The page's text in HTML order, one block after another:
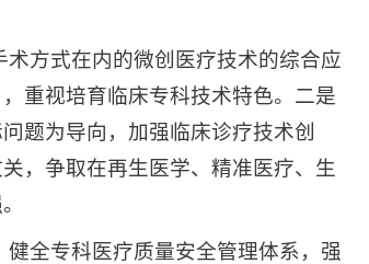
方式在内的微创医疗技术的综合应
重视培育临床专科技术特色。二是
题为导向，加强临床诊疗技术创
，争取在再生医学、精准医疗、生
全专科医疗质量安全管理体系，强